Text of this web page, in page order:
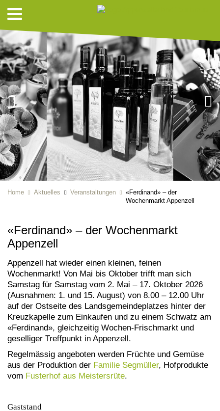
Home Aktuelles Veranstaltungen
«Ferdinand» – der
Wochenmarkt Appenzell
«Ferdinand» – der Wochenmarkt
Appenzell
Appenzell hat wieder einen kleinen, feinen
Wochenmarkt! Von Mai bis Oktober trifft man sich
Samstag für Samstag vom 2. Mai – 17. Oktober 2026
(Ausnahmen: 1. und 15. August) von 8.00 – 12.00 Uhr
auf der Ostseite des Landsgemeindeplatzes hinter der
Kreuzkapelle zum Einkaufen und zu einem Schwatz am
«Ferdinand», gleichzeitig Wochen-Frischmarkt und
geselliger Treffpunkt in Appenzell.
Regelmässig angeboten werden Früchte und Gemüse
aus der Produktion der Familie Segmüller, Hofprodukte
vom Fusterhof aus Meistersrüte.
Gaststand